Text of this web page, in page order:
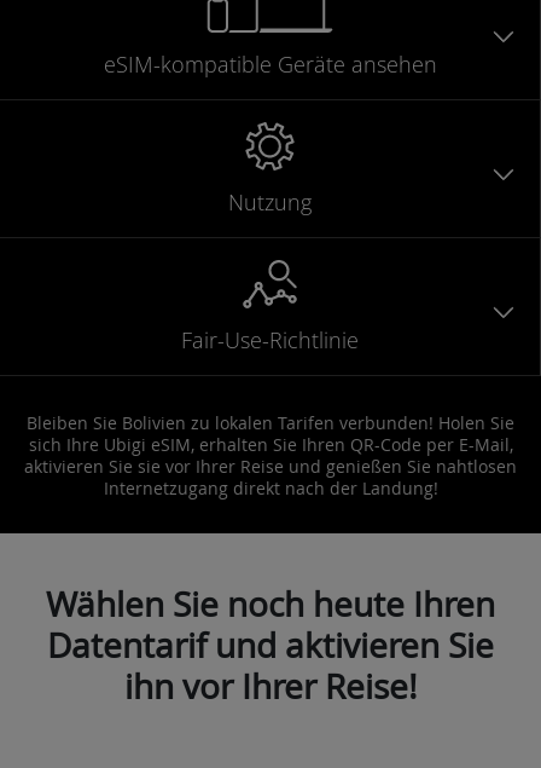
eSIM-kompatible Geräte ansehen
Nutzung
Fair-Use-Richtlinie
Bleiben Sie Bolivien zu lokalen Tarifen verbunden! Holen Sie
sich Ihre Ubigi eSIM, erhalten Sie Ihren QR-Code per E-Mail,
aktivieren Sie sie vor Ihrer Reise und genießen Sie nahtlosen
Internetzugang direkt nach der Landung!
Wählen Sie noch heute Ihren
Datentarif und aktivieren Sie
ihn vor Ihrer Reise!